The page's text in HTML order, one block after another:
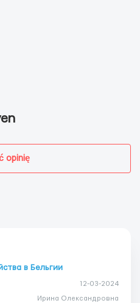
opinię
в Бельгии
12-03-2024
Ирина Олександровна